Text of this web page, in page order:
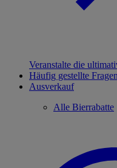
Veranstalte die
Häufig gestellte Fragen
Ausverkauf
Alle Bierrabatte